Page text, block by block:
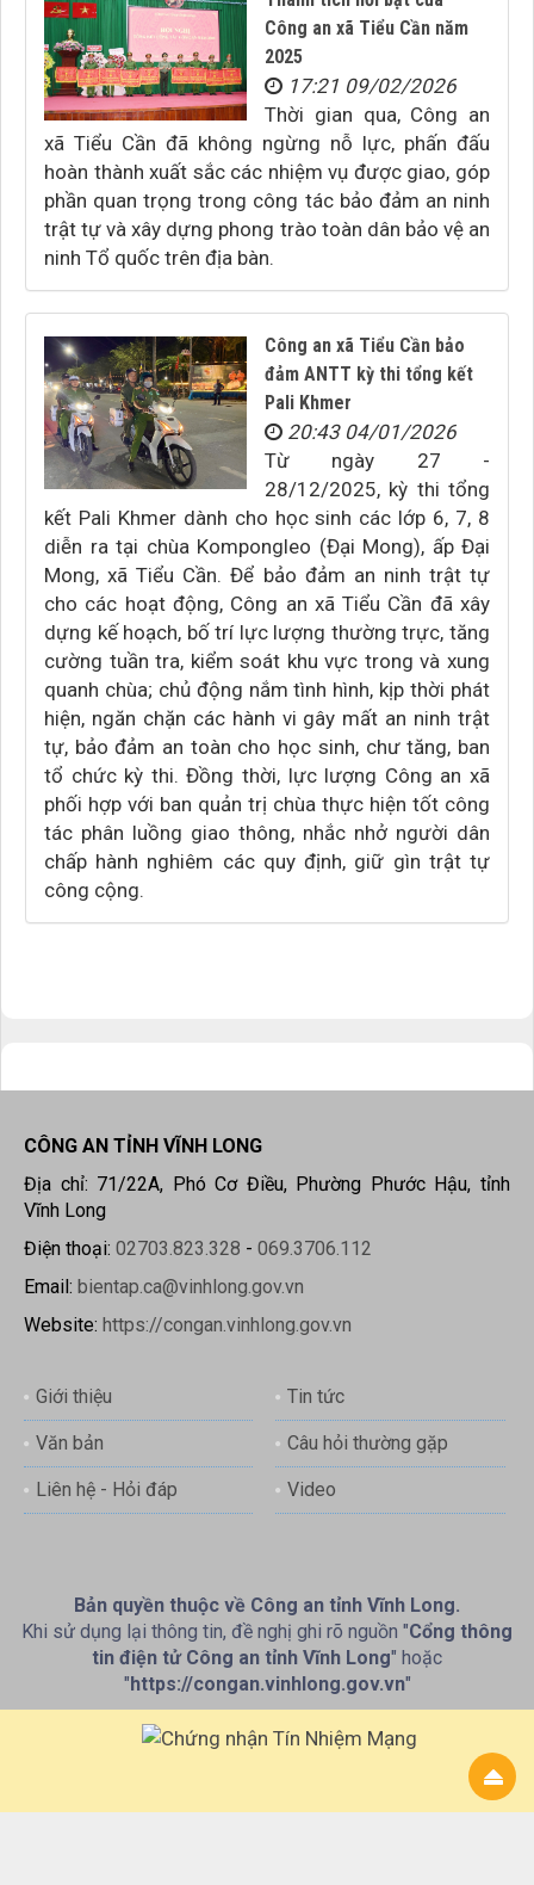
Công an xã Tiểu Cần năm
2025
17:21 09/02/2026
Thời gian qua, Công an
xã Tiểu Cần đã không ngừng nỗ lực, phấn đấu
hoàn thành xuất sắc các nhiệm vụ được giao, góp
phần quan trọng trong công tác bảo đảm an ninh
trật tự và xây dựng phong trào toàn dân bảo vệ an
ninh Tổ quốc trên địa bàn.
Công an xã Tiểu Cần bảo
đảm ANTT kỳ thi tổng kết
Pali Khmer
20:43 04/01/2026
Từ ngày 27 -
28/12/2025, kỳ thi tổng
kết Pali Khmer dành cho học sinh các lớp 6, 7, 8
diễn ra tại chùa Kompongleo (Đại Mong), ấp Đại
Mong, xã Tiểu Cần. Để bảo đảm an ninh trật tự
cho các hoạt động, Công an xã Tiểu Cần đã xây
dựng kế hoạch, bố trí lực lượng thường trực, tăng
cường tuần tra, kiểm soát khu vực trong và xung
quanh chùa; chủ động nắm tình hình, kịp thời phát
hiện, ngăn chặn các hành vi gây mất an ninh trật
tự, bảo đảm an toàn cho học sinh, chư tăng, ban
tổ chức kỳ thi. Đồng thời, lực lượng Công an xã
phối hợp với ban quản trị chùa thực hiện tốt công
tác phân luồng giao thông, nhắc nhở người dân
chấp hành nghiêm các quy định, giữ gìn trật tự
công cộng.
CÔNG AN TỈNH VĨNH LONG
Địa chỉ: 71/22A, Phó Cơ Điều, Phường Phước Hậu, tỉnh
Vĩnh Long
Điện thoại: 02703.823.328 - 069.3706.112
Email: bientap.ca@vinhlong.gov.vn
Website: https://congan.vinhlong.gov.vn
Giới thiệu Tin tức
Văn bản Câu hỏi thường gặp
Liên hệ - Hỏi đáp Video
Bản quyền thuộc về Công an tỉnh Vĩnh Long.
Khi sử dụng lại thông tin, đề nghị ghi rõ nguồn "Cổng thông
tin điện tử Công an tỉnh Vĩnh Long" hoặc
"https://congan.vinhlong.gov.vn"